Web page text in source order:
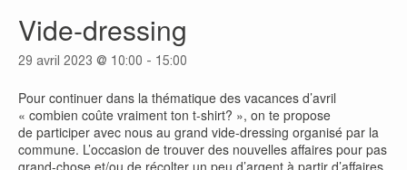
Vide-dressing
29 avril 2023 @ 10:00 - 15:00
Pour continuer dans la thématique des vacances d’avril
« combien coûte vraiment ton t-shirt? », on te propose
de participer avec nous au grand vide-dressing organisé par la
commune. L’occasion de trouver des nouvelles affaires pour pas
grand-chose et/ou de récolter un peu d’argent à partir d’affaires